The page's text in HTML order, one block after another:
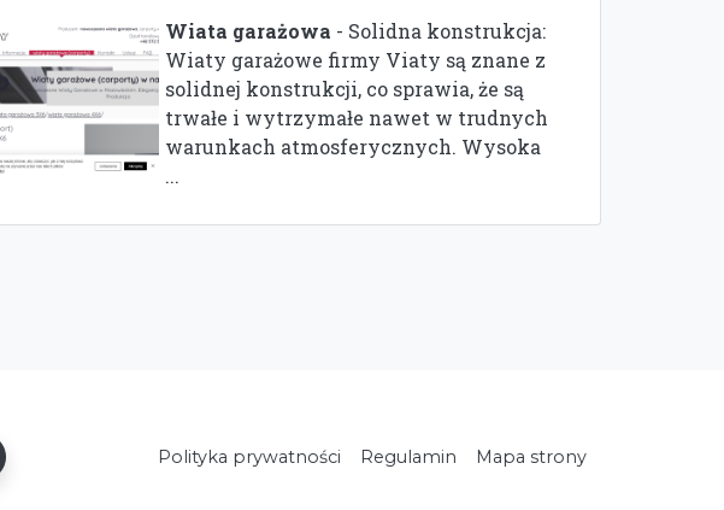
Wiata garażowa - Solidna konstrukcja:
Wiaty garażowe firmy Viaty są znane z
solidnej konstrukcji, co sprawia, że są
trwałe i wytrzymałe nawet w trudnych
warunkach atmosferycznych. Wysoka
...
Polityka prywatności Regulamin Mapa strony